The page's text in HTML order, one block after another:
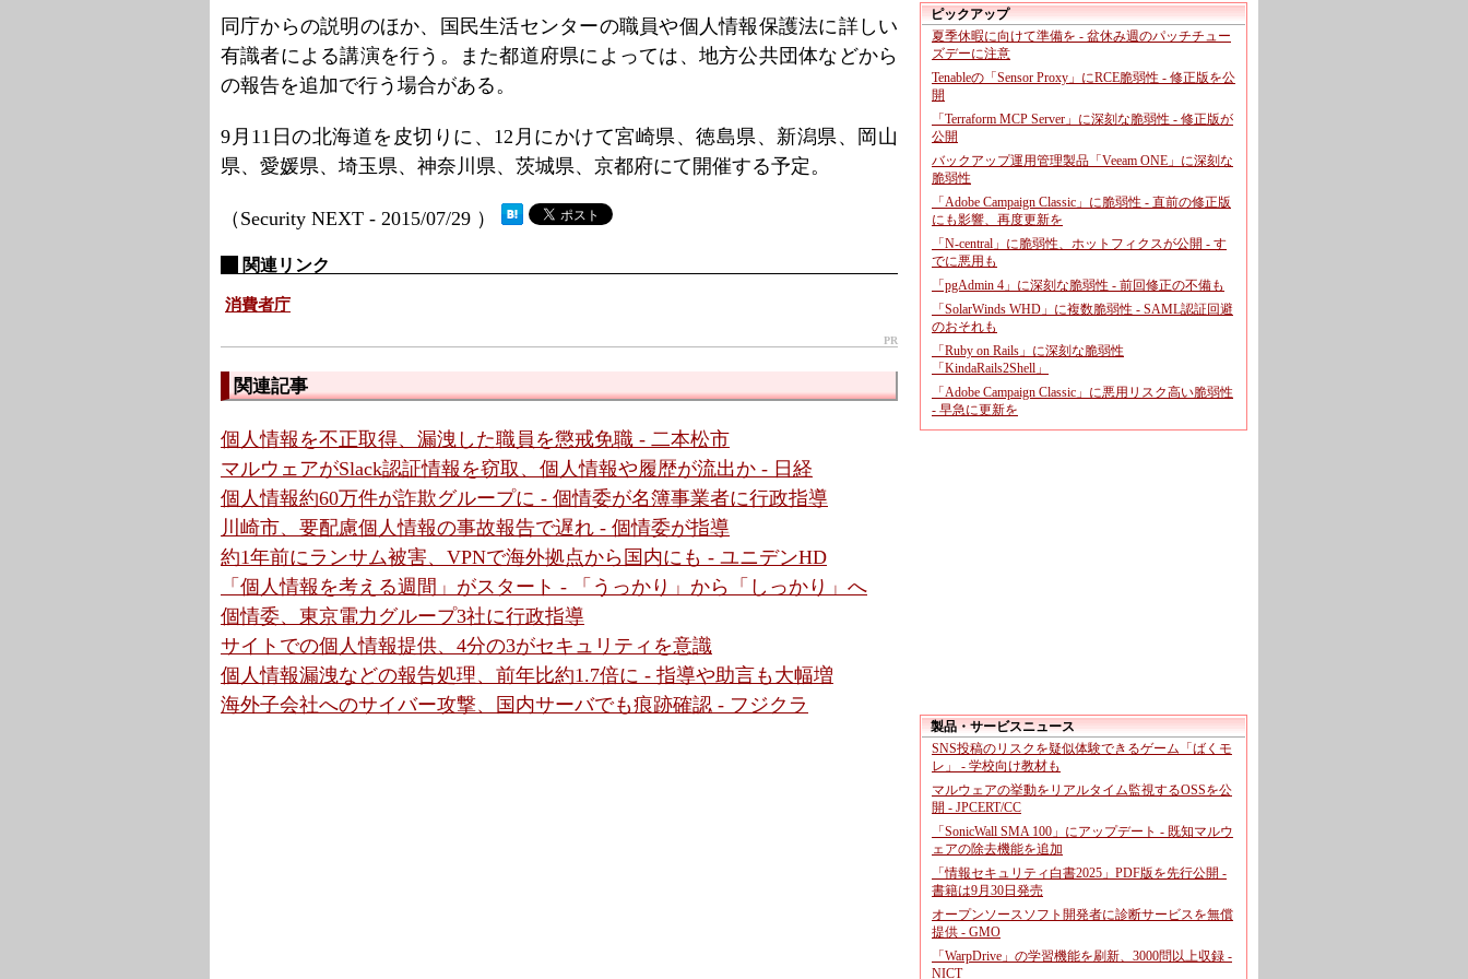
同庁からの説明のほか、国民生活センターの職員や個人情報保護法に詳しい
有識者による講演を行う。また都道府県によっては、地方公共団体などから
の報告を追加で行う場合がある。
9月11日の北海道を皮切りに、12月にかけて宮崎県、徳島県、新潟県、岡山
県、愛媛県、埼玉県、神奈川県、茨城県、京都府にて開催する予定。
（Security NEXT - 2015/07/29 ）
関連リンク
消費者庁
PR
関連記事
個人情報を不正取得、漏洩した職員を懲戒免職 - 二本松市
マルウェアがSlack認証情報を窃取、個人情報や履歴が流出か - 日経
個人情報約60万件が詐欺グループに - 個情委が名簿事業者に行政指導
川崎市、要配慮個人情報の事故報告で遅れ - 個情委が指導
約1年前にランサム被害、VPNで海外拠点から国内にも - ユニデンHD
「個人情報を考える週間」がスタート - 「うっかり」から「しっかり」へ
個情委、東京電力グループ3社に行政指導
サイトでの個人情報提供、4分の3がセキュリティを意識
個人情報漏洩などの報告処理、前年比約1.7倍に - 指導や助言も大幅増
海外子会社へのサイバー攻撃、国内サーバでも痕跡確認 - フジクラ
ピックアップ
夏季休暇に向けて準備を - 盆休み週のパッチチュー
ズデーに注意
Tenableの「Sensor Proxy」にRCE脆弱性 - 修正版を公
開
「Terraform MCP Server」に深刻な脆弱性 - 修正版が
公開
バックアップ運用管理製品「Veeam ONE」に深刻な
脆弱性
「Adobe Campaign Classic」に脆弱性 - 直前の修正版
にも影響、再度更新を
「N-central」に脆弱性、ホットフィクスが公開 - す
でに悪用も
「pgAdmin 4」に深刻な脆弱性 - 前回修正の不備も
「SolarWinds WHD」に複数脆弱性 - SAML認証回避
のおそれも
「Ruby on Rails」に深刻な脆弱性
「KindaRails2Shell」
「Adobe Campaign Classic」に悪用リスク高い脆弱性
- 早急に更新を
製品・サービスニュース
SNS投稿のリスクを疑似体験できるゲーム「ばくモ
レ」 - 学校向け教材も
マルウェアの挙動をリアルタイム監視するOSSを公
開 - JPCERT/CC
「SonicWall SMA 100」にアップデート - 既知マルウ
ェアの除去機能を追加
「情報セキュリティ白書2025」PDF版を先行公開 -
書籍は9月30日発売
オープンソースソフト開発者に診断サービスを無償
提供 - GMO
「WarpDrive」の学習機能を刷新、3000問以上収録 -
NICT